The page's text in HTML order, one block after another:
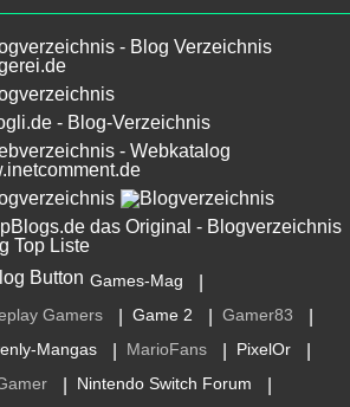
Games-Mag
Gamers Game 2 Gamer83
Mangas MarioFans PixelOr
Nintendo Switch Forum